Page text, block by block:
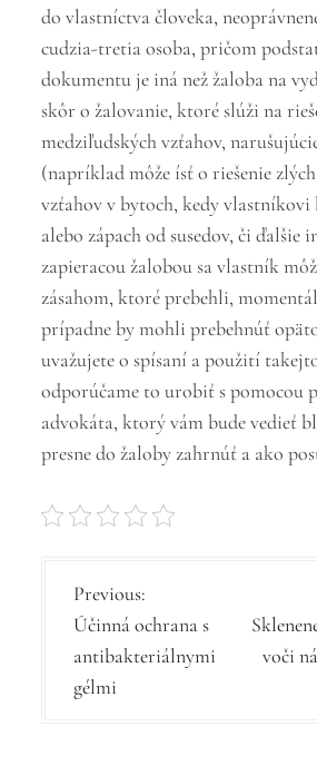
do vlastníctva človeka,
cudzia-tretia osoba, pričom
dokumentu je iná než žaloba na
skôr o žalovanie, ktoré slúži na
medziľudských vzťahov,
(napríklad môže ísť o riešenie zlých
vzťahov v bytoch, kedy
alebo zápach od susedov, či ďalšie
zapieracou žalobou sa vlastník
zásahom, ktoré prebehli,
prípadne by mohli prebehnúť
uvažujete o spísaní a použití
odporúčame to urobiť s pomocou
advokáta, ktorý vám bude vedieť
presne do žaloby zahrnúť a ako
N
a
v
Previous:
Účinná ochrana s
antibakteriálnymi
gélmi
voči